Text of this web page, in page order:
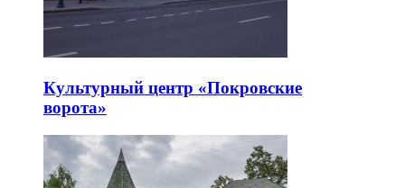
Культурный центр «Покровские
ворота»